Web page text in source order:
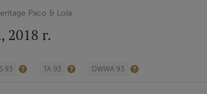
Paco & Lola
2018 г.
93 TA 93 DWWA 93